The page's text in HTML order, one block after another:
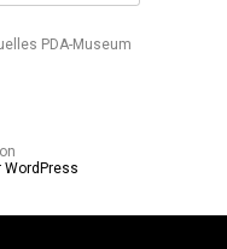
PDA-Museum
WordPress